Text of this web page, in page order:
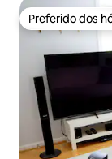
Preferido dos
Preferido dos